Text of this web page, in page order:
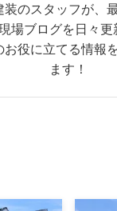
装のスタッフが、
場ブログを日々更
役に立てる情報
ます！